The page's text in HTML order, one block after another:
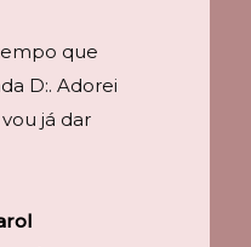
que
D:. Adorei
já dar